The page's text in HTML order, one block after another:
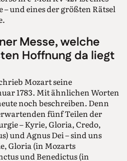
– und eines der größten Rätsel
Messe, welche
Hoffnung da liegt
Mozart seine
1783. Mit ähnlichen Worten
noch beschreiben. Denn
fünf Teilen der
– Kyrie, Gloria, Credo,
und Agnus Dei – sind uns
Gloria (in Mozarts
und Benedictus (in